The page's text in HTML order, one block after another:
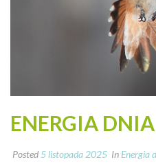
ENERGIA
Posted 5 listopada 2025 InEnergia